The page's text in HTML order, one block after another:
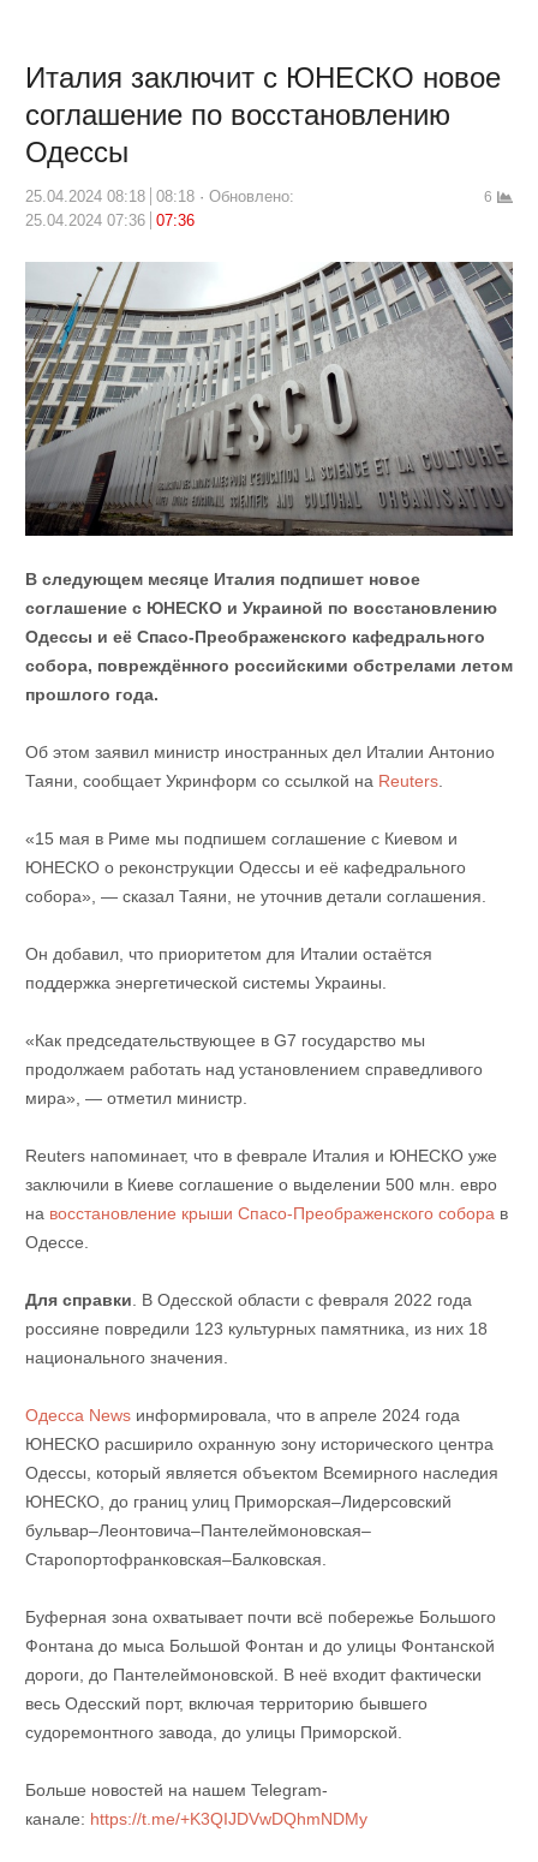
Италия заключит с ЮНЕСКО новое
соглашение по восстановлению
Одессы
25.04.2024 08:18 08:18
Обновлено:
25.04.2024 07:36
07:36
6
В следующем месяце Италия подпишет новое
соглашение с ЮНЕСКО и Украиной по восстановлению
Одессы и её Спасо-Преображенского кафедрального
собора, повреждённого российскими обстрелами летом
прошлого года.
Об этом заявил министр иностранных дел Италии Антонио
Таяни, сообщает Укринформ со ссылкой на Reuters.
«15 мая в Риме мы подпишем соглашение с Киевом и
ЮНЕСКО о реконструкции Одессы и её кафедрального
собора», — сказал Таяни, не уточнив детали соглашения.
Он добавил, что приоритетом для Италии остаётся
поддержка энергетической системы Украины.
«Как председательствующее в G7 государство мы
продолжаем работать над установлением справедливого
мира», — отметил министр.
Reuters напоминает, что в феврале Италия и ЮНЕСКО уже
заключили в Киеве соглашение о выделении 500 млн. евро
на восстановление крыши Спасо-Преображенского соборав
Одессе.
Для справки. В Одесской области с февраля 2022 года
россияне повредили 123 культурных памятника, из них 18
национального значения.
Одесса Newsинформировала, что в апреле 2024 года
ЮНЕСКО расширило охранную зону исторического центра
Одессы, который является объектом Всемирного наследия
ЮНЕСКО, до границ улиц Приморская–Лидерсовский
бульвар–Леонтовича–Пантелеймоновская–
Старопортофранковская–Балковская.
Буферная зона охватывает почти всё побережье Большого
Фонтана до мыса Большой Фонтан и до улицы Фонтанской
дороги, до Пантелеймоновской. В неё входит фактически
весь Одесский порт, включая территорию бывшего
судоремонтного завода, до улицы Приморской.
Больше новостей на нашем Telegram-
канале: https://t.me/+K3QIJDVwDQhmNDMy